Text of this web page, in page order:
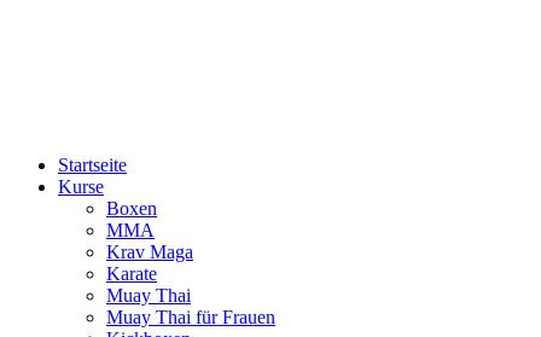
Startseite
Kurse
Boxen
MMA
Krav Maga
Karate
Muay Thai
Muay Thai für Frauen